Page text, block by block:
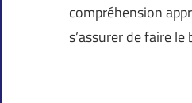
compréhension
s’assurer de faire